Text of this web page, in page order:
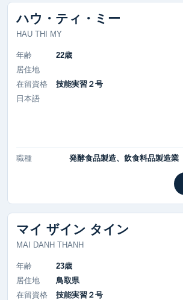
ハウ・ティ・ミー
HAU THI MY
年齢
22歳
居住地
在留資格
技能実習２号
日本語
職種 発酵食品製造、飲食料品製造業
マイ ザイン タイン
MAI DANH THANH
年齢
23歳
居住地
鳥取県
在留資格
技能実習２号